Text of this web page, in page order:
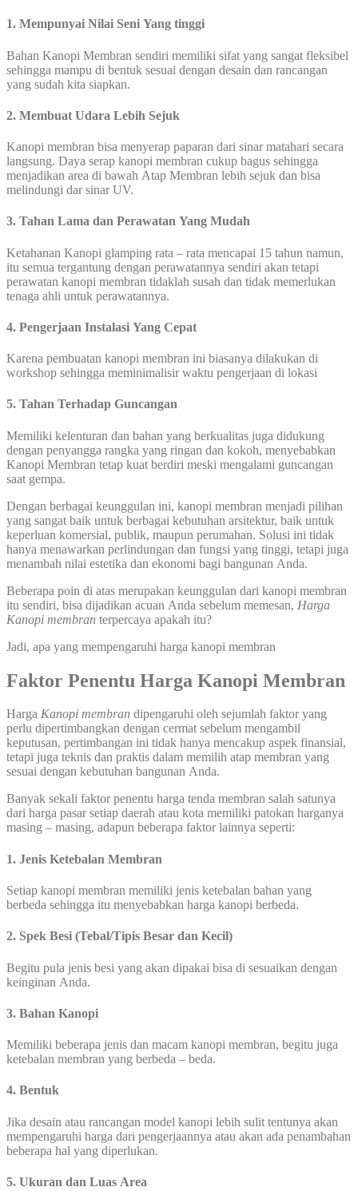
1. Mempunyai Nilai Seni Yang tinggi
Bahan Kanopi Membran sendiri memiliki sifat yang sangat fleksibel
sehingga mampu di bentuk sesuai dengan desain dan rancangan
yang sudah kita siapkan.
2. Membuat Udara Lebih Sejuk
Kanopi membran bisa menyerap paparan dari sinar matahari secara
langsung. Daya serap kanopi membran cukup bagus sehingga
menjadikan area di bawah Atap Membran lebih sejuk dan bisa
melindungi dar sinar UV.
3. Tahan Lama dan Perawatan Yang Mudah
Ketahanan Kanopi glamping rata – rata mencapai 15 tahun namun,
itu semua tergantung dengan perawatannya sendiri akan tetapi
perawatan kanopi membran tidaklah susah dan tidak memerlukan
tenaga ahli untuk perawatannya.
4. Pengerjaan Instalasi Yang Cepat
Karena pembuatan kanopi membran ini biasanya dilakukan di
workshop sehingga meminimalisir waktu pengerjaan di lokasi
5. Tahan Terhadap Guncangan
Memiliki kelenturan dan bahan yang berkualitas juga didukung
dengan penyangga rangka yang ringan dan kokoh, menyebabkan
Kanopi Membran tetap kuat berdiri meski mengalami guncangan
saat gempa.
Dengan berbagai keunggulan ini, kanopi membran menjadi pilihan
yang sangat baik untuk berbagai kebutuhan arsitektur, baik untuk
keperluan komersial, publik, maupun perumahan. Solusi ini tidak
hanya menawarkan perlindungan dan fungsi yang tinggi, tetapi juga
menambah nilai estetika dan ekonomi bagi bangunan Anda.
Beberapa poin di atas merupakan keunggulan dari kanopi membran
itu sendiri, bisa dijadikan acuan Anda sebelum memesan, Harga
Kanopi membran terpercaya apakah itu?
Jadi, apa yang mempengaruhi harga kanopi membran
Faktor Penentu Harga Kanopi Membran
Harga Kanopi membran dipengaruhi oleh sejumlah faktor yang
perlu dipertimbangkan dengan cermat sebelum mengambil
keputusan, pertimbangan ini tidak hanya mencakup aspek finansial,
tetapi juga teknis dan praktis dalam memilih atap membran yang
sesuai dengan kebutuhan bangunan Anda.
Banyak sekali faktor penentu harga tenda membran salah satunya
dari harga pasar setiap daerah atau kota memiliki patokan harganya
masing – masing, adapun beberapa faktor lainnya seperti:
1. Jenis Ketebalan Membran
Setiap kanopi membran memiliki jenis ketebalan bahan yang
berbeda sehingga itu menyebabkan harga kanopi berbeda.
2. Spek Besi (Tebal/Tipis Besar dan Kecil)
Begitu pula jenis besi yang akan dipakai bisa di sesuaikan dengan
keinginan Anda.
3. Bahan Kanopi
Memiliki beberapa jenis dan macam kanopi membran, begitu juga
ketebalan membran yang berbeda – beda.
4. Bentuk
Jika desain atau rancangan model kanopi lebih sulit tentunya akan
mempengaruhi harga dari pengerjaannya atau akan ada penambahan
beberapa hal yang diperlukan.
5. Ukuran dan Luas Area